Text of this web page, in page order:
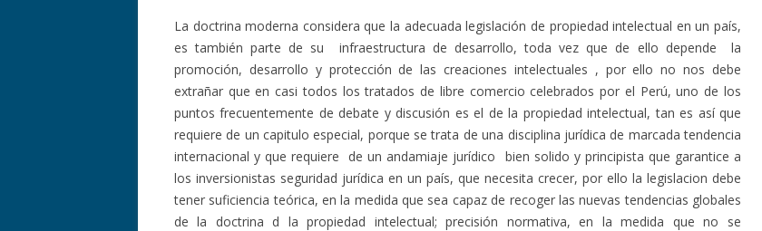
La doctrina moderna considera que la adecuada legislación de propiedad intelectual en un país,
es también parte de su infraestructura de desarrollo, toda vez que de ello depende la
promoción, desarrollo y protección de las creaciones intelectuales , por ello no nos debe
extrañar que en casi todos los tratados de libre comercio celebrados por el Perú, uno de los
puntos frecuentemente de debate y discusión es el de la propiedad intelectual, tan es así que
requiere de un capitulo especial, porque se trata de una disciplina jurídica de marcada tendencia
internacional y que requiere de un andamiaje jurídico bien solido y principista que garantice a
los inversionistas seguridad jurídica en un país, que necesita crecer, por ello la legislacion debe
tener suficiencia teórica, en la medida que sea capaz de recoger las nuevas tendencias globales
de la doctrina d la propiedad intelectual; precisión normativa, en la medida que no se